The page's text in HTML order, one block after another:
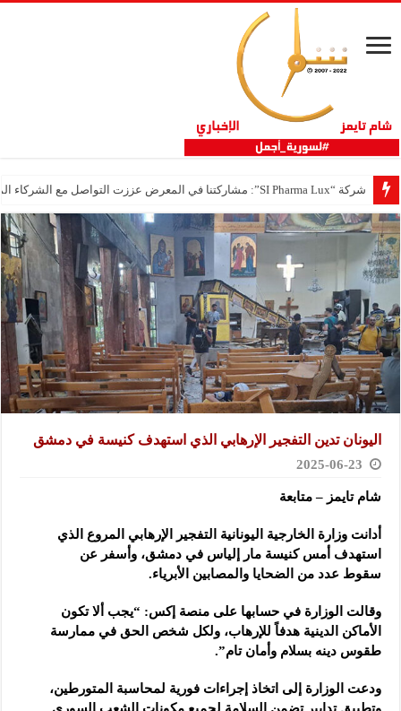
شركة “SI Pharma Lux”: مشاركتنا في المعرض عززت التواصل مع الشركاء المحليين والدوليين
اليونان تدين التفجير الإرهابي الذي استهدف كنيسة في دمشق
2025-06-23
شام تايمز – متابعة
أدانت وزارة الخارجية اليونانية التفجير الإرهابي المروع الذي
استهدف أمس كنيسة مار إلياس في دمشق، وأسفر عن
سقوط عدد من الضحايا والمصابين الأبرياء.
وقالت الوزارة في حسابها على منصة إكس: “يجب ألا تكون
الأماكن الدينية هدفاً للإرهاب، ولكل شخص الحق في ممارسة
طقوس دينه بسلام وأمان تام”.
ودعت الوزارة إلى اتخاذ إجراءات فورية لمحاسبة المتورطين،
وتطبيق تدابير تضمن السلامة لجميع مكونات الشعب السوري